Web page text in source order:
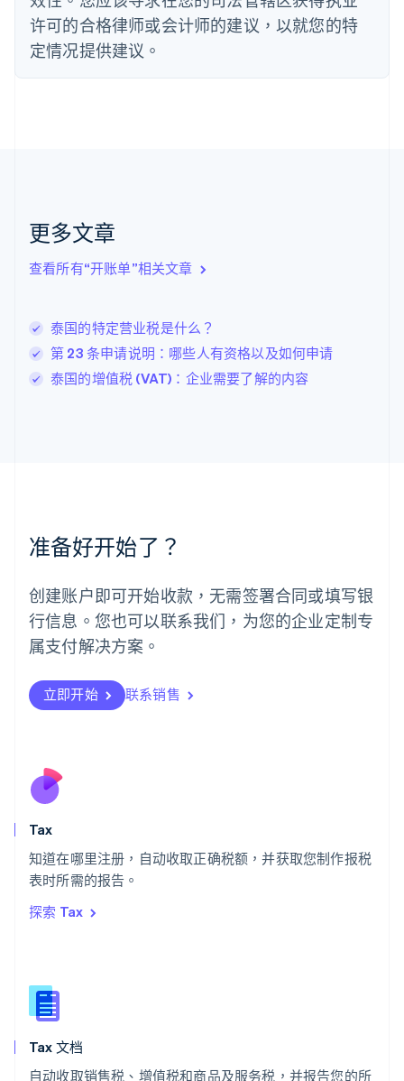
许可的合格律师或会计师的建议，以就您的特
定情况提供建议。
更多文章
查看所有“开账单”相关文章
泰国的特定营业税是什么？
第 23 条申请说明：哪些人有资格以及如何申请
泰国的增值税 (VAT)：企业需要了解的内容
准备好开始了？
创建账户即可开始收款，无需签署合同或填写银
行信息。您也可以联系我们，为您的企业定制专
属支付解决方案。
立即开始 联系销售
Tax
知道在哪里注册，自动收取正确税额，并获取您制作报税
表时所需的报告。
探索 Tax
Tax 文档
自动收取销售税、增值税和商品及服务税，并报告您的所
法国
FrançaisEnglish
芬兰
EnglishSvenska
English Italiano
拉脱维亚
立陶宛
DeutschEnglish
卢森堡
Français Deutsch English
罗马尼亚
墨西哥
EspañolEnglish
English
葡萄牙
PortuguêsEnglish
日本
瑞典
Svenska English
瑞士
English
斯洛伐克
泰国
ไทยEnglish
English
English
新西兰
匈牙利